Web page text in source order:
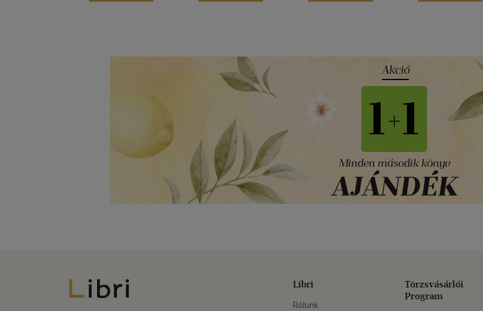
Libri Libri
Rólunk
Törzsvásárlói
Program